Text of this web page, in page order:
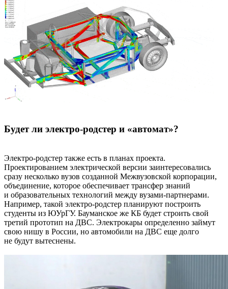
Будет ли электро-родстер и «автомат»?
Электро-родстер также есть в планах проекта.
Проектированием электрической версии заинтересовались
сразу несколько вузов созданной Межвузовской корпорации,
объединение, которое обеспечивает трансфер знаний
и образовательных технологий между вузами-партнерами.
Например, такой электро-родстер планируют построить
студенты из ЮУрГУ. Бауманское же КБ будет строить свой
третий прототип на ДВС. Электрокары определенно займут
свою нишу в России, но автомобили на ДВС еще долго
не будут вытеснены.